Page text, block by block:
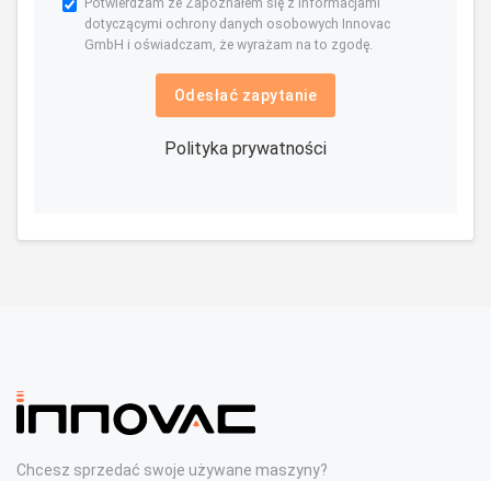
dotyczącymi ochrony danych osobowych Innovac
GmbH i oświadczam, że wyrażam na to zgodę.
Odesłać zapytanie
Polityka prywatności
Chcesz sprzedać swoje używane maszyny?